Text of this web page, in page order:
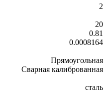
2
20
0.81
0.0008164
Прямоугольная
Сварная калиброванная
сталь